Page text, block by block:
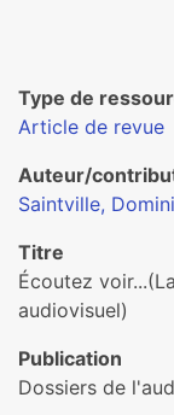
Type de
Article de revue
Auteur/
Saintville,
Titre
Écoutez
audiovisuel)
Publication
Dossiers de